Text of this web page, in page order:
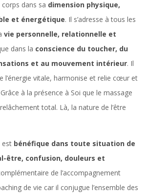
dans sa dimension physique,
et énergétique. Il s’adresse à tous les
vie personnelle, relationnelle et
dans la conscience du toucher, du
et au mouvement intérieur. Il
l’énergie vitale, harmonise et relie cœur et
à la présence à Soi que le massage
total. Là, la nature de l’être
est bénéfique dans toute situation de
être, confusion, douleurs et
de l’accompagnement
de vie car il conjugue l’ensemble des